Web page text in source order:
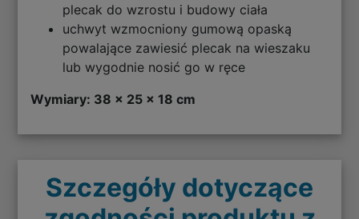
plecak do wzrostu i budowy ciała
uchwyt wzmocniony gumową opaską
powalające zawiesić plecak na wieszaku
lub wygodnie nosić go w ręce
Wymiary: 38 x 25 x 18 cm
Szczegóły dotyczące